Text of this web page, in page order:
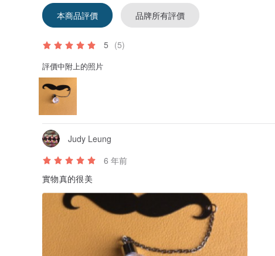
簡單的包裝，送禮也夠體面大方。
本商品評價 品牌所有評價
5 (5)
評價中附上的照片
Judy Leung
6 年前
實物真的很美